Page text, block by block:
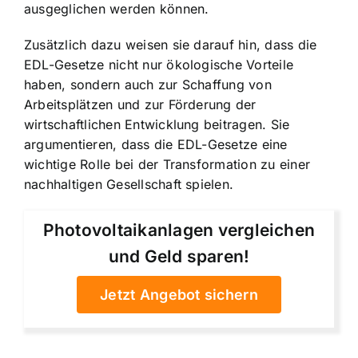
ausgeglichen werden können.
Zusätzlich dazu weisen sie darauf hin, dass die
EDL-Gesetze nicht nur ökologische Vorteile
haben, sondern auch zur Schaffung von
Arbeitsplätzen und zur Förderung der
wirtschaftlichen Entwicklung beitragen. Sie
argumentieren, dass die EDL-Gesetze eine
wichtige Rolle bei der Transformation zu einer
nachhaltigen Gesellschaft spielen.
Photovoltaikanlagen vergleichen
und Geld sparen!
Jetzt Angebot sichern